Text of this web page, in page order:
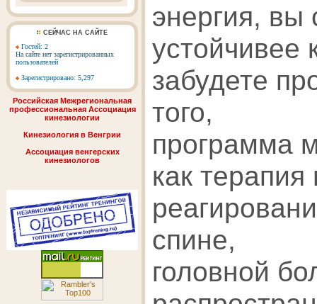
СЕЙЧАС НА САЙТЕ
Гостей: 2
На сайте нет зарегистрированных
пользователей
Зарегистрировано: 5,297
Российская Межрегиональная
профессиональная Ассоциация
кинезиологии
Кинезиология в Венгрии
Ассоциация венгерских
кинезиологов
энергия, вы
устойчивее
забудете
того,
программа
как терапия
спине,
головной